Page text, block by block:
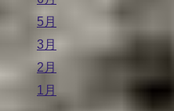
5月
3月
2月
1月